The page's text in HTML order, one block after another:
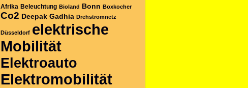
Afrika Beleuchtung Bioland Bonn Boxkocher
Co2 Deepak Gadhia Drehstromnetz
Düsseldorf elektrische
Mobilität
Elektroauto
Elektromobilität